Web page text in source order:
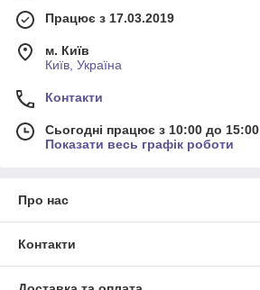
Працює з 17.03.2019
м. Київ
Київ, Україна
Контакти
Сьогодні працює з 10:00 до 15:00
Показати весь графік роботи
Про нас
Контакти